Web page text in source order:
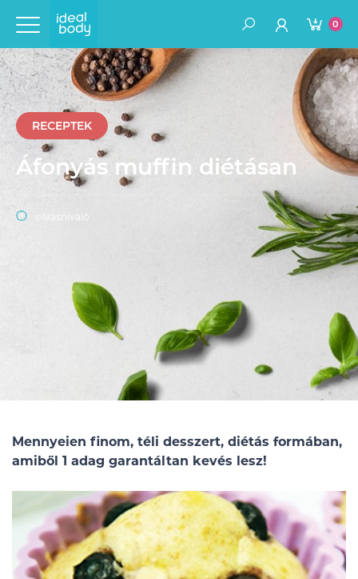
0
RECEPTEK
Áfonyás muffin diétásan
olvasnivaló
Mennyeien finom, téli desszert, diétás formában,
amiből 1 adag garantáltan kevés lesz!